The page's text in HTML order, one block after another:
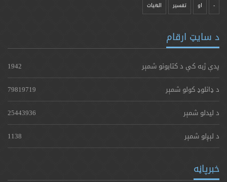
- او تفسیر الهیات
د سایټ ارقام
پدې ژبه کې د کتابونو شمېر
1942
د ډانلوډ کولو شمېر
79819719
د لیدلو شمېر
25443936
د لېږلو شمېر
1138
خبرپاڼه